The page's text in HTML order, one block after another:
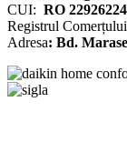
CUI: RO 22926224
Registrul Comerțului
Adresa: Bd.